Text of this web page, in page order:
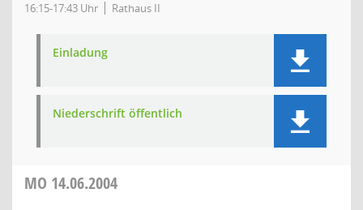
16:15-17:43 Uhr Rathaus II
Einladung
Niederschrift öffentlich
MO 14.06.2004